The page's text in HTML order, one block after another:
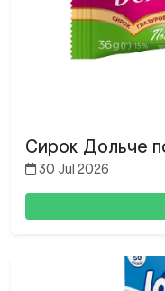
Сирок Дольче
30 Jul 2026